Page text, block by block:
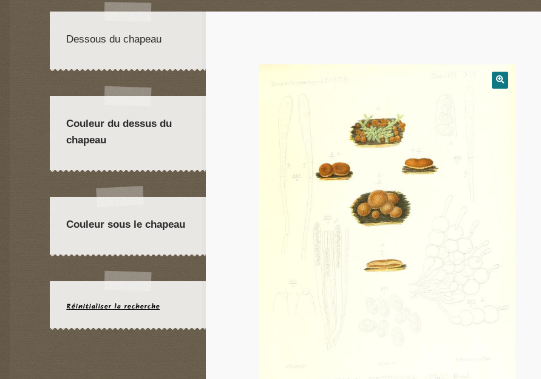
Dessous du chapeau
Couleur du dessus du
chapeau
Couleur sous le chapeau
Réinitialiser la recherche